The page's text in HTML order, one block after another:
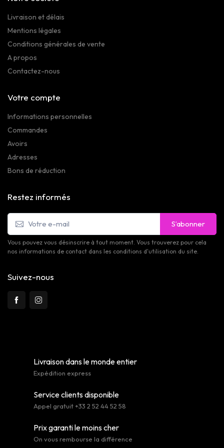
Livraison et délais
Mentions légales
Conditions générales de vente
A propos
Contactez-nous
Votre compte
Informations personnelles
Commandes
Avoirs
Adresses
Bons de réduction
Restez informés
S’abonner
Vous pouvez vous désinscrire à tout moment. Vous trouverez pour cela
nos informations de contact dans les conditions d'utilisation du site.
Suivez-nous
Livraison dans le monde entier
Expédition express
Service clients disponible
Appel gratuit +33 2 52 44 52 58
Prix garanti le moins cher
On vous rembourse la différence